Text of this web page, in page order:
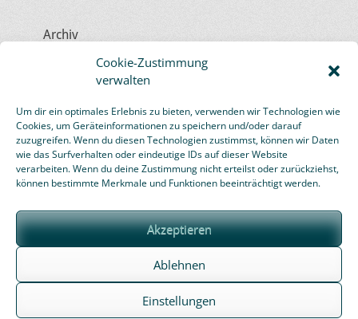
Cookie-Zustimmung
verwalten
Um dir ein optimales Erlebnis zu bieten, verwenden wir Technologien wie
Cookies, um Geräteinformationen zu speichern und/oder darauf
zuzugreifen. Wenn du diesen Technologien zustimmst, können wir Daten
wie das Surfverhalten oder eindeutige IDs auf dieser Website
verarbeiten. Wenn du deine Zustimmung nicht erteilst oder zurückziehst,
können bestimmte Merkmale und Funktionen beeinträchtigt werden.
Akzeptieren
Ablehnen
Einstellungen
Archiv
November 2023
September 2020
November 2019
Oktober 2019
März 2019
Januar 2019
Februar 2016
sport-und-schuetzenhaus.de